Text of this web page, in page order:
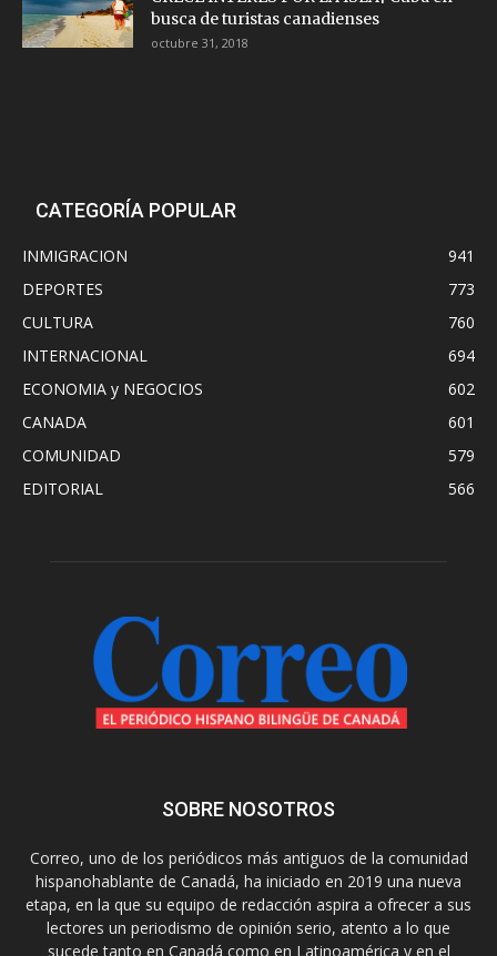
busca de turistas canadienses
octubre 31, 2018
CATEGORÍA POPULAR
INMIGRACION
941
DEPORTES
773
CULTURA
760
INTERNACIONAL
694
ECONOMIA y NEGOCIOS
602
CANADA
601
COMUNIDAD
579
EDITORIAL
566
SOBRE NOSOTROS
Correo, uno de los periódicos más antiguos de la comunidad
hispanohablante de Canadá, ha iniciado en 2019 una nueva
etapa, en la que su equipo de redacción aspira a ofrecer a sus
lectores un periodismo de opinión serio, atento a lo que
sucede tanto en Canadá como en Latinoamérica y en el